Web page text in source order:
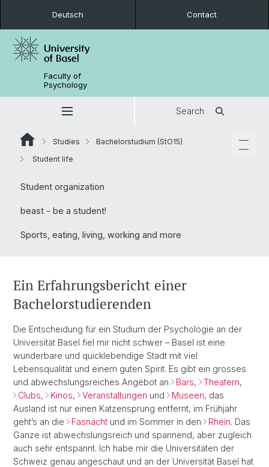
Deutsch Contact
Faculty of
Psychology
Search
Studies
Bachelorstudium (StO15)
Student life
Student organization
beast - be a student!
Sports, eating, living, working and more
Ein Erfahrungsbericht einer
Bachelorstudierenden
Die Entscheidung für ein Studium der Psychologie an der
Universität Basel fiel mir nicht schwer – Basel ist eine
wunderbare und quicklebendige Stadt mit viel
Lebensqualität und einem guten Spirit. Es gibt ein grosses
und abwechslungsreiches Angebot an
Bars, Theatern,
Clubs, Kinos, Veranstaltungen und Museen, das
Ausland ist nur einen Katzensprung entfernt, im Frühjahr
geht’s an die
Fasnacht und im Sommer in den Rhein. Das
Ganze ist abwechslungsreich und spannend, aber zugleich
auch sehr entspannt. Ich habe mir die Universitäten der
Schweiz genau angeschaut und an der Universität Basel hat